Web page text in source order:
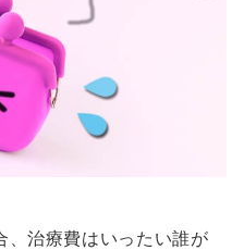
、治療費はいったい誰が